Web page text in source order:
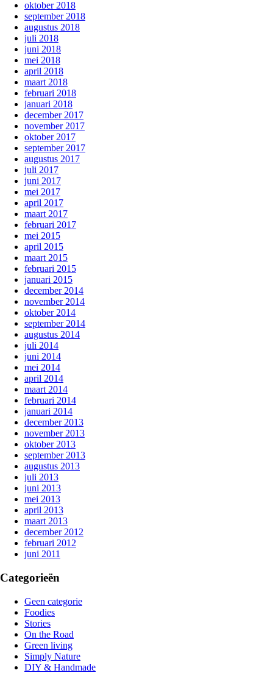
oktober 2018
september 2018
augustus 2018
juli 2018
juni 2018
mei 2018
april 2018
maart 2018
februari 2018
januari 2018
december 2017
november 2017
oktober 2017
september 2017
augustus 2017
juli 2017
juni 2017
mei 2017
april 2017
maart 2017
februari 2017
mei 2015
april 2015
maart 2015
februari 2015
januari 2015
december 2014
november 2014
oktober 2014
september 2014
augustus 2014
juli 2014
juni 2014
mei 2014
april 2014
maart 2014
februari 2014
januari 2014
december 2013
november 2013
oktober 2013
september 2013
augustus 2013
juli 2013
juni 2013
mei 2013
april 2013
maart 2013
december 2012
februari 2012
juni 2011
Categorieën
Geen categorie
Foodies
Stories
On the Road
Green living
Simply Nature
DIY & Handmade